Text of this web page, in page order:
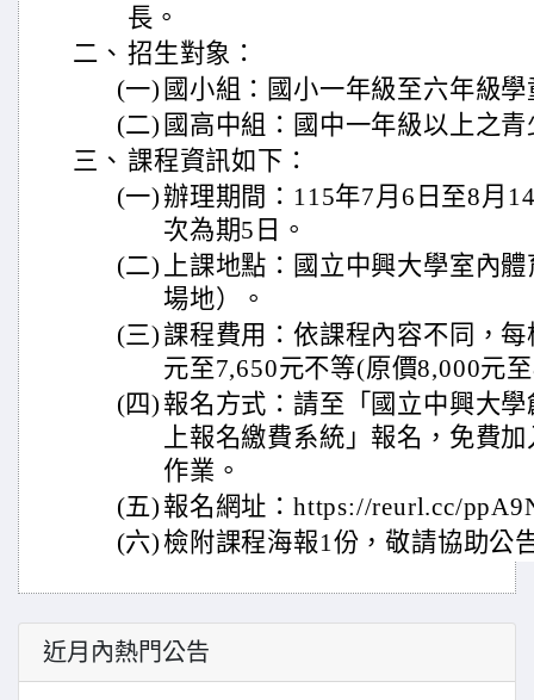
長。
二、 招生對象：
(一) 國小組：國小一年級至六年級學
(二) 國高中組：國中一年級以上之
三、 課程資訊如下：
(一)辦理期間：115年7月6日至8月
次為期5日。
(二) 上課地點：國立中興大學室內
場地）。
(三)課程費用：依課程內容不同，
元至7,650元不等(原價8,000元
(四) 報名方式：請至「國立中興大
上報名繳費系統」報名，免費
作業。
(五) 報名網址：https://reurl.cc/
(六) 檢附課程海報1份，敬請協助公
近月內熱門公告